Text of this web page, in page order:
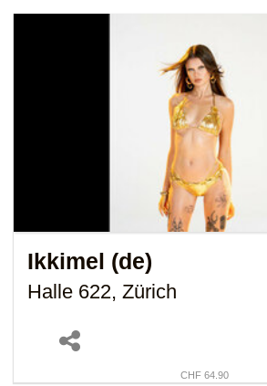
Ikkimel (de)
Halle 622, Zürich
CHF 64.90